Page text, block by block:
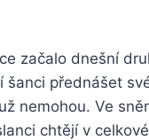
začalo dnešní
šanci přednášet
nemohou. Ve
chtějí v